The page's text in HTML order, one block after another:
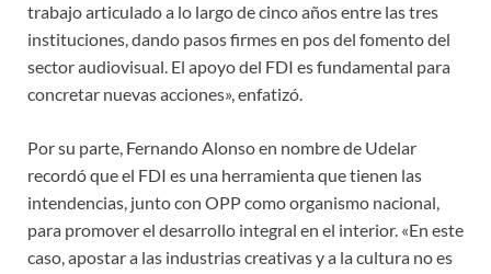
trabajo articulado a lo largo de cinco años entre las tres
instituciones, dando pasos firmes en pos del fomento del
sector audiovisual. El apoyo del FDI es fundamental para
concretar nuevas acciones», enfatizó.
Por su parte, Fernando Alonso en nombre de Udelar
recordó que el FDI es una herramienta que tienen las
intendencias, junto con OPP como organismo nacional,
para promover el desarrollo integral en el interior. «En este
caso, apostar a las industrias creativas y a la cultura no es